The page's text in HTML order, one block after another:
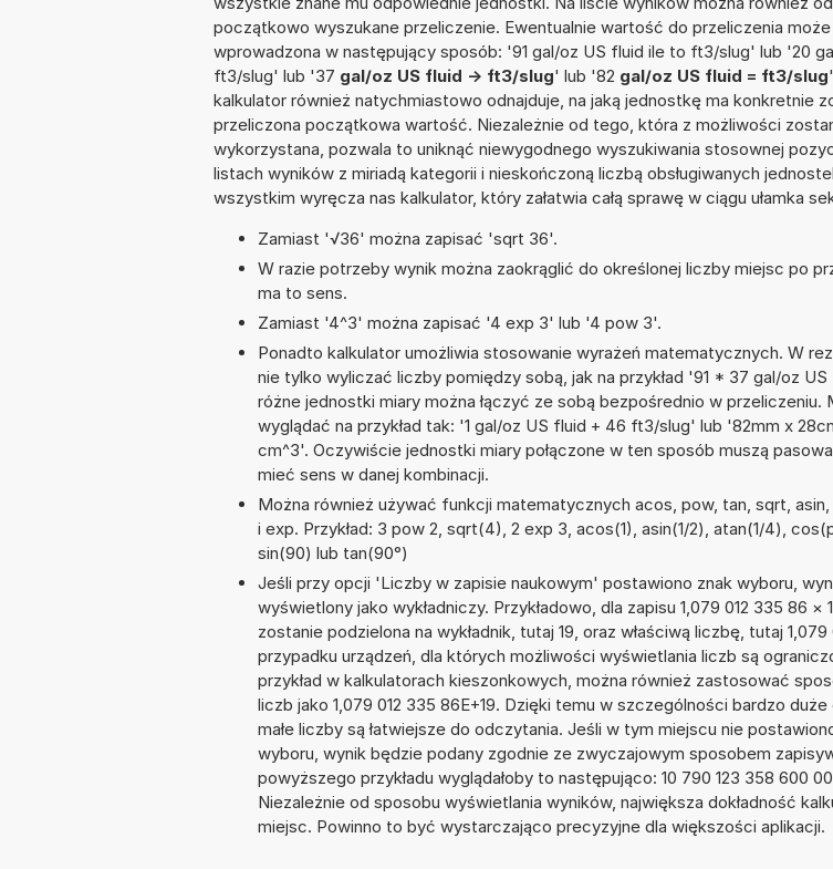
początkowo wyszukane przeliczenie. Ewentualnie wartość do przeliczenia
wprowadzona w następujący sposób: '91 gal/oz US fluid ile to ft3/slug' lub '20
ft3/slug' lub '37 gal/oz US fluid -> ft3/slug' lub '82 gal/oz US fluid = ft3/slug
kalkulator również natychmiastowo odnajduje, na jaką jednostkę ma konkretnie
przeliczona początkowa wartość. Niezależnie od tego, która z możliwości
wykorzystana, pozwala to uniknąć niewygodnego wyszukiwania stosownej
listach wyników z miriadą kategorii i nieskończoną liczbą obsługiwanych
wszystkim wyręcza nas kalkulator, który załatwia całą sprawę w ciągu ułamka
Zamiast '√36' można zapisać 'sqrt 36'.
W razie potrzeby wynik można zaokrąglić do określonej liczby miejsc po
ma to sens.
Zamiast '4^3' można zapisać '4 exp 3' lub '4 pow 3'.
Ponadto kalkulator umożliwia stosowanie wyrażeń matematycznych. W
nie tylko wyliczać liczby pomiędzy sobą, jak na przykład '91 * 37 gal/oz
różne jednostki miary można łączyć ze sobą bezpośrednio w przeliczeniu.
wyglądać na przykład tak: '1 gal/oz US fluid + 46 ft3/slug' lub '82mm x
cm^3'. Oczywiście jednostki miary połączone w ten sposób muszą
mieć sens w danej kombinacji.
Można również używać funkcji matematycznych acos, pow, tan, sqrt, asin,
i exp. Przykład: 3 pow 2, sqrt(4), 2 exp 3, acos(1), asin(1/2), atan(1/4),
sin(90) lub tan(90°)
Jeśli przy opcji 'Liczby w zapisie naukowym' postawiono znak wyboru,
wyświetlony jako wykładniczy. Przykładowo, dla zapisu 1,079 012 335 86 ×
zostanie podzielona na wykładnik, tutaj 19, oraz właściwą liczbę, tutaj 1,079
przypadku urządzeń, dla których możliwości wyświetlania liczb są
przykład w kalkulatorach kieszonkowych, można również zastosować
liczb jako 1,079 012 335 86E+19. Dzięki temu w szczególności bardzo duże
małe liczby są łatwiejsze do odczytania. Jeśli w tym miejscu nie
wyboru, wynik będzie podany zgodnie ze zwyczajowym sposobem
powyższego przykładu wyglądałoby to następująco: 10 790 123 358 600
Niezależnie od sposobu wyświetlania wyników, największa dokładność
miejsc. Powinno to być wystarczająco precyzyjne dla większości aplikacji.